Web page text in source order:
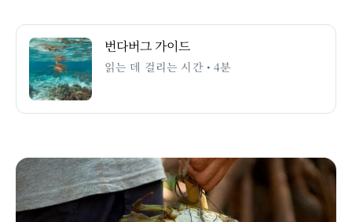
번다버그 가이드
읽는 데 걸리는 시간 • 4분